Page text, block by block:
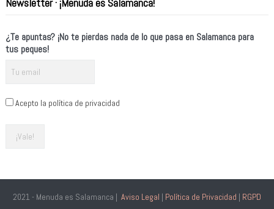
¿Te apuntas? ¡No te pierdas nada de lo que pasa en Salamanca para
tus peques!
Acepto la política de privacidad
2021 - Menuda es Salamanca | Aviso Legal | Política de Privacidad | RGPD